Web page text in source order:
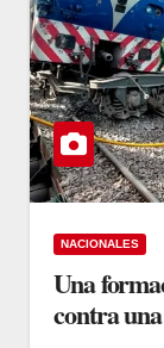
NACIONALES
Una
contra